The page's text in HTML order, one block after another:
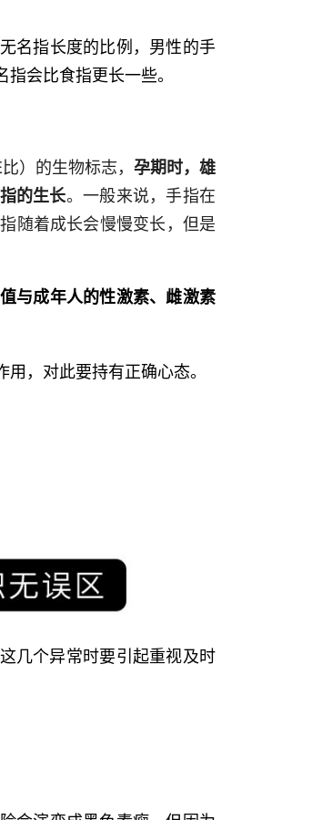
名指长度的比例，男性的手
会比食指更长一些。
）的生物标志， 孕期时，雄
的生长。一般来说，手指在
随着成长会慢慢变长，但是
与成年人的性激素、雌激素
，对此要持有正确心态。
几个异常时要引起重视及时